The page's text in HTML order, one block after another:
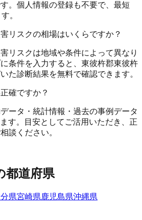
。個人情報の登録も不要で、最短
。
リスクの相場はいくらですか？
リスクは地域や条件によって異なり
条件を入力すると、東彼杵郡東彼杵
た診断結果を無料で確認できます。
確ですか？
ータ・統計情報・過去の事例データ
す。目安としてご活用いただき、正
談ください。
都道府県
県宮崎県鹿児島県沖縄県